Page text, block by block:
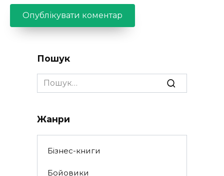
Пошук
Search
for:
Жанри
Бізнес-книги
Бойовики